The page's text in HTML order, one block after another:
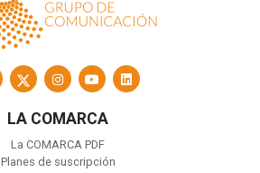
LA COMARCA
La COMARCA PDF
Planes de suscripción